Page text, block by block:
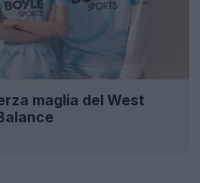
maglia del West